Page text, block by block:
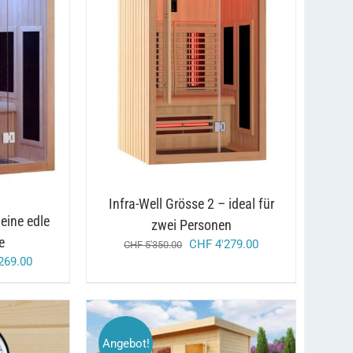
edle
aktueller
chf 3'269.00.
IN DEN WARENKORB
Infra-Well Grösse 2 – ideal für
zwei Personen
CHF5'350.00 ursprünglicher
CHF 4'279.00aktueller
Angebot!